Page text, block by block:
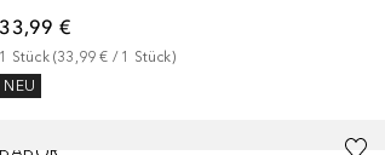
33,99 €
1 Stück (33,99 € / 1 Stück)
NEU